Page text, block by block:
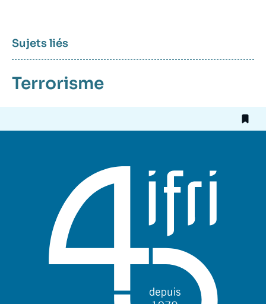
Sujets liés
Terrorisme